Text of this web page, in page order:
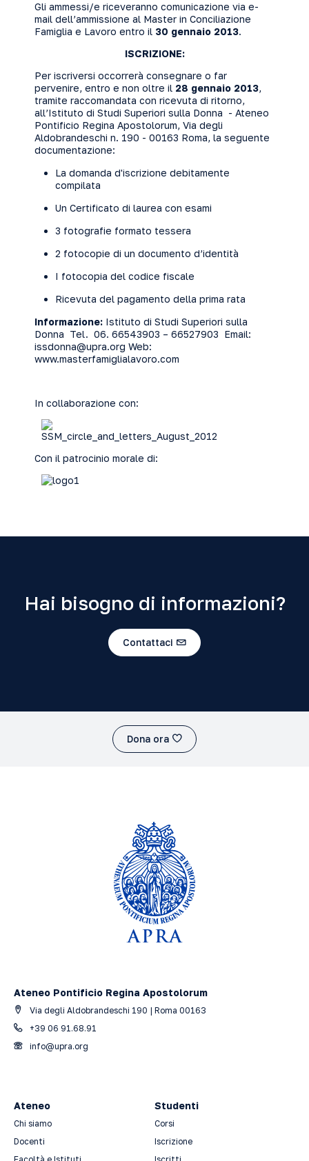
Gli ammessi/e riceveranno comunicazione via e-
mail dell’ammissione al Master in Conciliazione
Famiglia e Lavoro entro il 30 gennaio 2013.
ISCRIZIONE:
Per iscriversi occorrerà consegnare o far
pervenire, entro e non oltre il 28 gennaio 2013,
tramite raccomandata con ricevuta di ritorno,
all’Istituto di Studi Superiori sulla Donna - Ateneo
Pontificio Regina Apostolorum, Via degli
Aldobrandeschi n. 190 - 00163 Roma, la seguente
documentazione:
La domanda d'iscrizione debitamente
compilata
Un Certificato di laurea con esami
3 fotografie formato tessera
2 fotocopie di un documento d’identità
I fotocopia del codice fiscale
Ricevuta del pagamento della prima rata
Informazione: Istituto di Studi Superiori sulla
Donna Tel. 06. 66543903 – 66527903 Email:
issdonna@upra.org Web:
www.masterfamiglialavoro.com
In collaborazione con:
Con il patrocinio morale di:
Hai bisogno di informazioni?
Contattaci
Dona ora
Ateneo Pontificio Regina Apostolorum
Via degli Aldobrandeschi 190 | Roma 00163
+39 06 91.68.91
info@upra.org
Ateneo
Chi siamo
Docenti
Studenti
Corsi
Iscrizione